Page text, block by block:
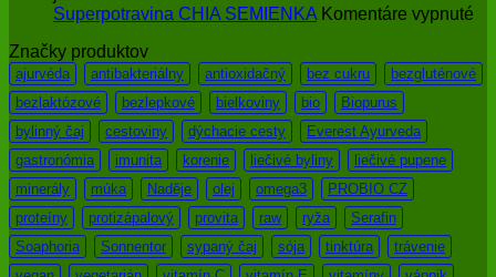
a
ovplyvňujú
zdravie
Superpotravina CHIA SEMIENKA Komentáre vypnuté
Značky produktov
ajurvéda antibakteriálny antioxidačný bez cukru
bezgluténové
bezlaktózové
bezlepkové bielkoviny bio
Biopurus
bylinný čaj
cestoviny dýchacie cesty
Everest Ayurveda
gastronómia
imunita korenie liečivé byliny
liečivé pupene
minerály
múka Naděje olej omega3
PROBIO CZ
proteíny
protizápalový provita raw ryža
Serafin
Soaphoria
Sonnentor sypaný čaj sója tinktúra
trávenie